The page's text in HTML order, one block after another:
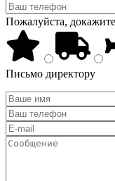
Пожалуйста,
Письмо директору